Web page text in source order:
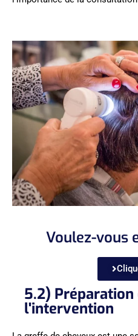
Voulez-vous
5.2)
l'intervention